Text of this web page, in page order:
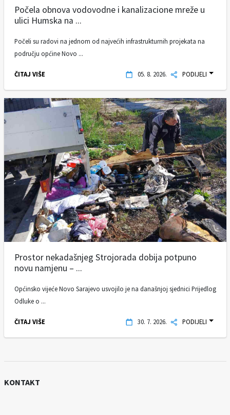
Počela obnova vodovodne i kanalizacione mreže u
ulici Humska na ...
Počeli su radovi na jednom od najvećih infrastrukturnih projekata na
području općine Novo ...
ČITAJ VIŠE 05. 8. 2026. PODIJELI
Prostor nekadašnjeg Strojorada dobija potpuno
novu namjenu – ...
Općinsko vijeće Novo Sarajevo usvojilo je na današnjoj sjednici Prijedlog
Odluke o ...
ČITAJ VIŠE 30. 7. 2026. PODIJELI
KONTAKT